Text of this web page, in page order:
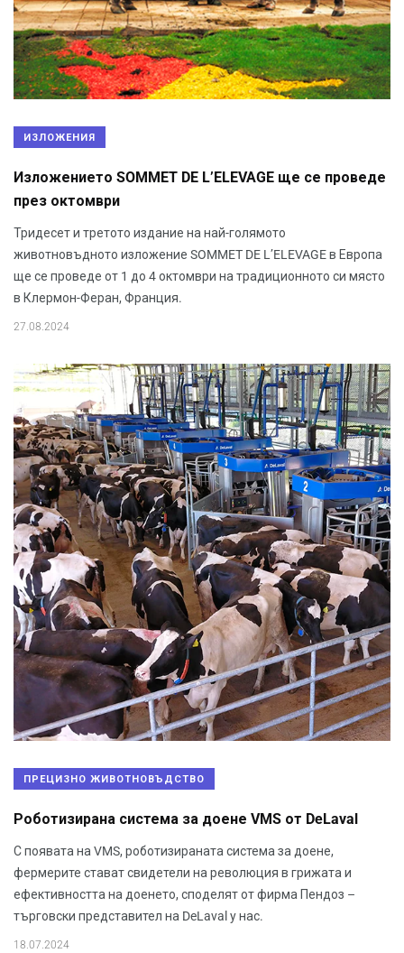
ИЗЛОЖЕНИЯ
Изложението SOMMET DE L’ELEVAGE ще се проведе
през октомври
Тридесет и третото издание на най-голямото
животновъдното изложение SOMMET DE L’ELEVAGE в Европа
ще се проведе от 1 до 4 октомври на традиционното си място
в Клермон-Феран, Франция.
27.08.2024
ПРЕЦИЗНО ЖИВОТНОВЪДСТВО
Роботизирана система за доене VMS от DeLaval
С появата на VMS, роботизираната система за доене,
фермерите стават свидетели на революция в грижата и
ефективността на доенето, споделят от фирма Пендоз –
търговски представител на DeLaval у нас.
18.07.2024